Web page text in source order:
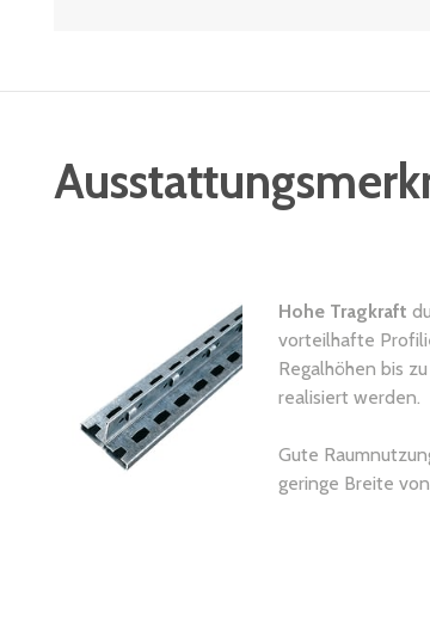
Hohe Tragkraft
vorteilhafte
Regalhöhen bis
realisiert werden.
Gute
geringe Breite